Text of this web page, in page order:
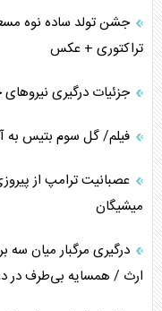
جشن تولد ساده نوه
تراکتوری + عکس
جزئیات درگیری
فیلم/ گل سوم بتیس به
عصبانیت ترامپ از
میشیگان
درگیری مرگبار میان سه
ارث / همسایه بی‌طرف در